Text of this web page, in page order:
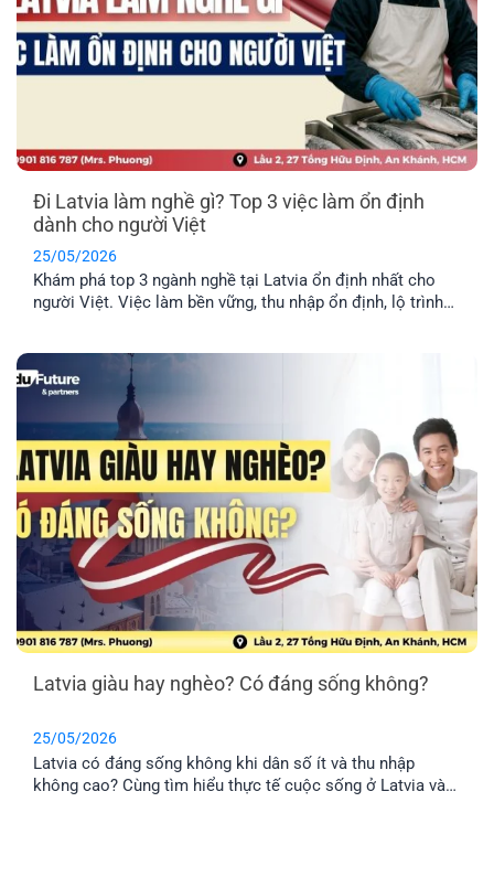
Đi Latvia làm nghề gì? Top 3 việc làm ổn định
dành cho người Việt
25/05/2026
Khám phá top 3 ngành nghề tại Latvia ổn định nhất cho
người Việt. Việc làm bền vững, thu nhập ổn định, lộ trình
Latvia giàu hay nghèo? Có đáng sống không?
25/05/2026
Latvia có đáng sống không khi dân số ít và thu nhập
không cao? Cùng tìm hiểu thực tế cuộc sống ở Latvia và